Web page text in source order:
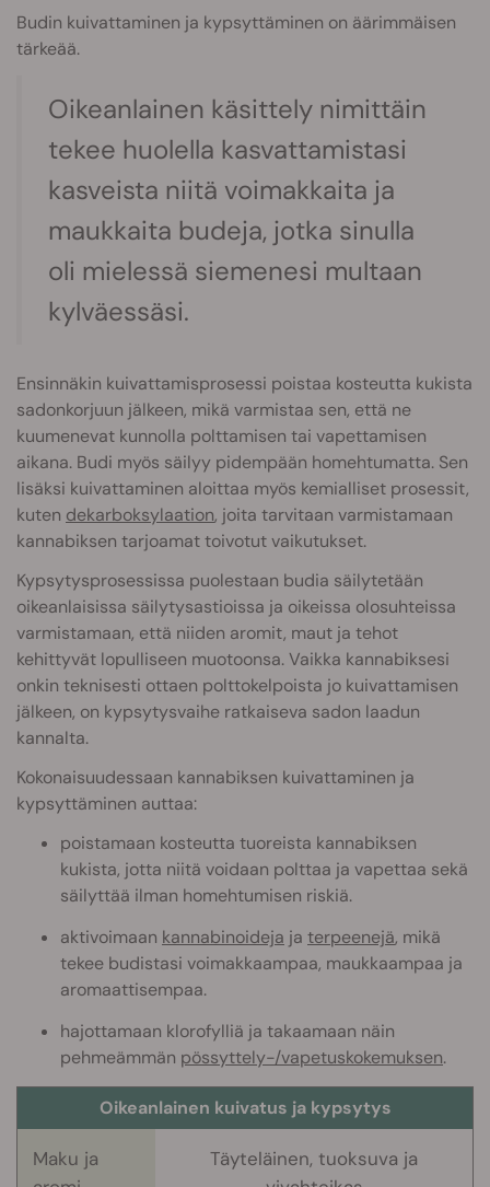
Budin kuivattaminen ja kypsyttäminen on äärimmäisen
tärkeää.
Oikeanlainen käsittely nimittäin
tekee huolella kasvattamistasi
kasveista niitä voimakkaita ja
maukkaita budeja, jotka sinulla
oli mielessä siemenesi multaan
kylväessäsi.
Ensinnäkin kuivattamisprosessi poistaa kosteutta kukista
sadonkorjuun jälkeen, mikä varmistaa sen, että ne
kuumenevat kunnolla polttamisen tai vapettamisen
aikana. Budi myös säilyy pidempään homehtumatta. Sen
lisäksi kuivattaminen aloittaa myös kemialliset prosessit,
kuten dekarboksylaation, joita tarvitaan varmistamaan
kannabiksen tarjoamat toivotut vaikutukset.
Kypsytysprosessissa puolestaan budia säilytetään
oikeanlaisissa säilytysastioissa ja oikeissa olosuhteissa
varmistamaan, että niiden aromit, maut ja tehot
kehittyvät lopulliseen muotoonsa. Vaikka kannabiksesi
onkin teknisesti ottaen polttokelpoista jo kuivattamisen
jälkeen, on kypsytysvaihe ratkaiseva sadon laadun
kannalta.
Kokonaisuudessaan kannabiksen kuivattaminen ja
kypsyttäminen auttaa:
poistamaan kosteutta tuoreista kannabiksen
kukista, jotta niitä voidaan polttaa ja vapettaa sekä
säilyttää ilman homehtumisen riskiä.
aktivoimaan kannabinoideja ja terpeenejä, mikä
tekee budistasi voimakkaampaa, maukkaampaa ja
aromaattisempaa.
hajottamaan klorofylliä ja takaamaan näin
pehmeämmän pössyttely-/vapetuskokemuksen.
Oikeanlainen kuivatus ja kypsytys
Maku ja
Täyteläinen, tuoksuva ja